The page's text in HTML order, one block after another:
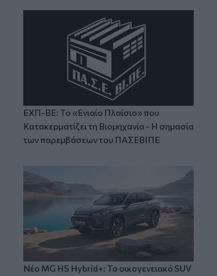
ΕΧΠ-ΒΕ: Το «Ενιαίο Πλαίσιο» που
Κατακερματίζει τη Βιομηχανία - Η σημασία
των παρεμβάσεων του ΠΑΣΕΒΙΠΕ
Νέο MG HS Hybrid+: Το οικογενειακό SUV